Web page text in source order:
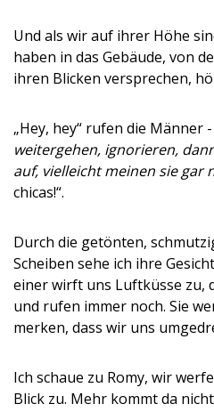
Und als wir auf ihrer Höhe
haben in das Gebäude, von
ihren Blicken versprechen,
„Hey, hey“ rufen die Männer -
weitergehen, ignorieren,
auf, vielleicht meinen sie gar
chicas!“.
Durch die getönten,
Scheiben sehe ich ihre
einer wirft uns Luftküsse zu,
und rufen immer noch. Sie
merken, dass wir uns
Ich schaue zu Romy, wir
Blick zu. Mehr kommt da